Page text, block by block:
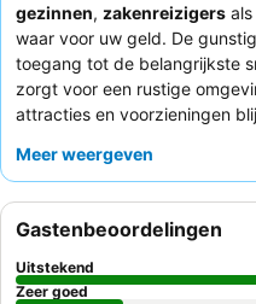
gezinnen, zakenreizigers als
waar voor uw geld. De
toegang tot de belangrijkste
zorgt voor een rustige
attracties en voorzieningen
magnetron en koelkast, en
vriendelijke en behulpzame
gevuldeontbijtbuffetmet een
gerechten. Voor een rustiger
een kamer te vragen die niet
Meer weergeven
Gastenbeoordelingen
Uitstekend
Zeer goed